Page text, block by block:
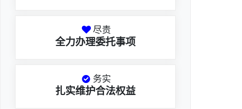
尽责
全力办理委托事项
务实
扎实维护合法权益